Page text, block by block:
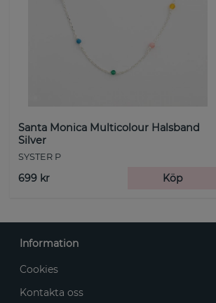
Santa Monica Multicolour Halsband
Silver
SYSTER P
699 kr Köp
Information
Cookies
Kontakta oss